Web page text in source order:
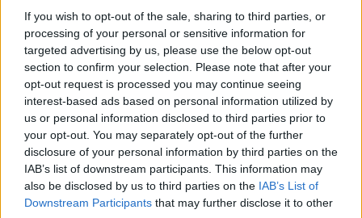
If you wish to opt-out of the sale, sharing to third parties, or
processing of your personal or sensitive information for
targeted advertising by us, please use the below opt-out
section to confirm your selection. Please note that after your
opt-out request is processed you may continue seeing
interest-based ads based on personal information utilized by
us or personal information disclosed to third parties prior to
your opt-out. You may separately opt-out of the further
disclosure of your personal information by third parties on the
IAB’s list of downstream participants. This information may
also be disclosed by us to third parties on the IAB’s List of
Downstream Participants that may further disclose it to other